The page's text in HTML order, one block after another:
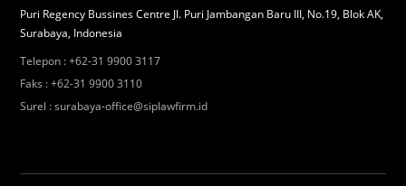
Puri Regency Bussines Centre Jl. Puri Jambangan Baru III, No.19, Blok AK,
Surabaya, Indonesia
Telepon :+62-31 9900 3117
Faks :+62-31 9900 3110
Surel :surabaya-office@siplawfirm.id